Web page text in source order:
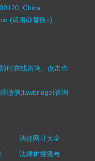
China
(请用@替换+)
时在线咨询。 点击查
微信(lawbridge)咨询
法律网址大全
法律桥搜狐号